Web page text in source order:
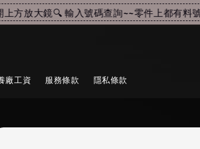
放大鏡🔍 輸入號碼查詢~~零件上都有料號
廠工資 服務條款 隱私條款